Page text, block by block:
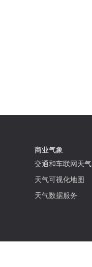
商业气象
交通和车联网天气
天气可视化地图
天气数据服务